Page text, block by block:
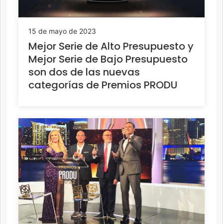
15 de mayo de 2023
Mejor Serie de Alto Presupuesto y
Mejor Serie de Bajo Presupuesto
son dos de las nuevas
categorías de Premios PRODU